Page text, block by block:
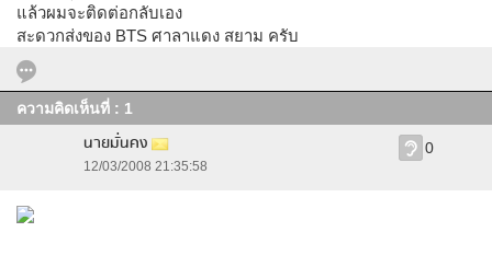
แล้วผมจะติดต่อกลับเอง
สะดวกส่งของ BTS ศาลาแดง สยาม ครับ
ความคิดเห็นที่ : 1
นายมั่นคง
12/03/2008 21:35:58
0